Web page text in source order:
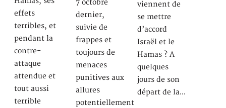
effets
terribles, et
pendant la
contre-
attaque
attendue et
tout aussi
terrible
7 octobre
dernier,
suivie de
frappes et
toujours de
menaces
punitives aux
allures
potentiellement
viennent de
se mettre
d’accord
Israël et le
Hamas ? A
quelques
jours de son
départ de la…